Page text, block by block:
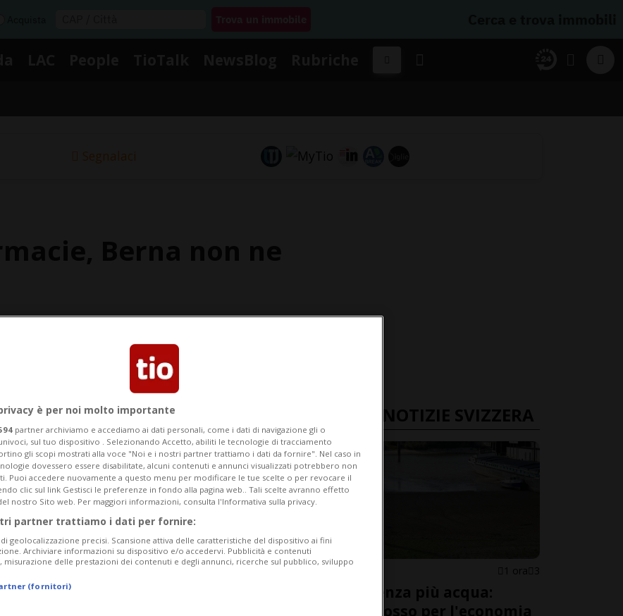
Segnalaci
ULTIME NOTIZIE SVIZZERA
SVIZZERA 1 ora 3
Il Reno senza più acqua:
allarme rosso per l'economia
è per noi molto importante
partner archiviamo e accediamo ai dati personali, come i dati di navigazione gli o
sul tuo dispositivo . Selezionando Accetto, abiliti le tecnologie di tracciamento
gli scopi mostrati alla voce "Noi e i nostri partner trattiamo i dati da fornire". Nel caso in
dovessero essere disabilitate, alcuni contenuti e annunci visualizzati potrebbero non
Puoi accedere nuovamente a questo menu per modificare le tue scelte o per revocare il
clic sul link Gestisci le preferenze in fondo alla pagina web.. Tali scelte avranno effetto
nostro Sito web. Per maggiori informazioni, consulta l'Informativa sulla privacy.
partner trattiamo i dati per fornire:
geolocalizzazione precisi. Scansione attiva delle caratteristiche del dispositivo ai fini
Archiviare informazioni su dispositivo e/o accedervi. Pubblicità e contenuti
misurazione delle prestazioni dei contenuti e degli annunci, ricerche sul pubblico, sviluppo
(fornitori)